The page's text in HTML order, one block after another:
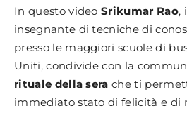
In questo videoSrikumar Rao,
insegnante di tecniche di
presso le maggiori scuole di
Uniti, condivide con la
rituale della sera che ti
immediato stato di felicità e di